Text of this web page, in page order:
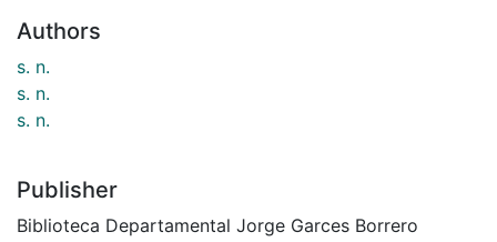
Authors
s. n.
s. n.
s. n.
Publisher
Biblioteca Departamental Jorge Garces Borrero